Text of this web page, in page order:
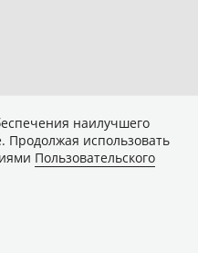
наилучшего
использовать
Пользовательского